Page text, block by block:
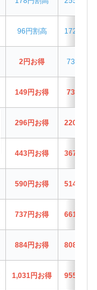
96円割高 172円割
2円お得 73円割高
149円お得 73円お得
296円お得 220円お
443円お得 367円お
590円お得 514円お
737円お得 661円お
884円お得 808円お
1,031円お得 955円お